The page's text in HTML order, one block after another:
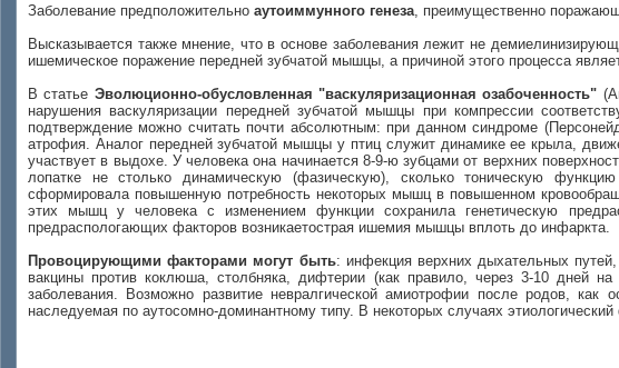
Заболевание предположительно аутоиммунного генеза, преимущественно
Высказывается также мнение, что в основе заболевания лежит не
ишемическое поражение передней зубчатой мышцы, а причиной этого процесса
В статье Эволюционно-обусловленная "васкуляризационная озабоченность"
нарушения васкуляризации передней зубчатой мышцы при компрессии
подтверждение можно считать почти абсолютным: при данном синдроме
атрофия. Аналог передней зубчатой мышцы у птиц служит динамике ее крыла,
участвует в выдохе. У человека она начинается 8-9-ю зубцами от верхних
лопатке не столько динамическую (фазическую), сколько тоническую
сформировала повышенную потребность некоторых мышц в повышенном
этих мышц у человека с изменением функции сохранила генетическую
предраспологающих факторов возникаетострая ишемия мышцы вплоть до инфаркта.
Провоцирующими факторами могут быть: инфекция верхних дыхательных
вакцины против коклюша, столбняка, дифтерии (как правило, через 3-10 дней
заболевания. Возможно развитие невралгической амиотрофии после родов,
наследуемая по аутосомно-доминантному типу. В некоторых случаях